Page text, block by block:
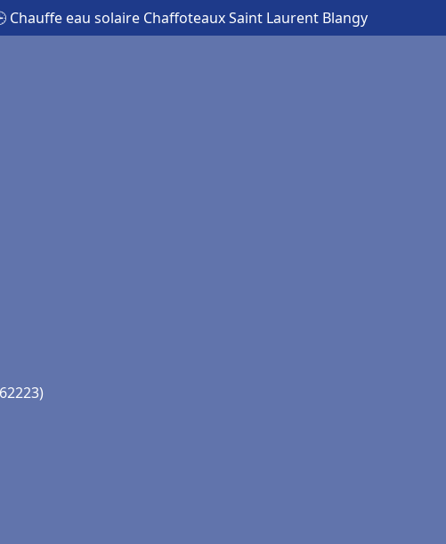
Chauffe eau solaire Chaffoteaux Saint Laurent Blangy